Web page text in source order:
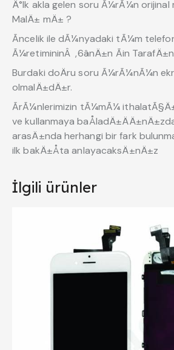
Ä°lk akla gelen soru Ã¼rÃ¼n orijinal
MalÄ± mÄ± ?
Ãncelik ile dÃ¼nyadaki tÃ¼m
Ã¼retimininÂ ,6ânÄ±n Ãin
Burdaki doÄru soru Ã¼rÃ¼nÃ¼n
olmalÄ±dÄ±r.
ÃrÃ¼nlerimizin tÃ¼mÃ¼
ve kullanmaya
arasÄ±nda herhangi bir fark
ilk bakÄ±Åta anlayacaksÄ±nÄ±z
İlgili ürünler